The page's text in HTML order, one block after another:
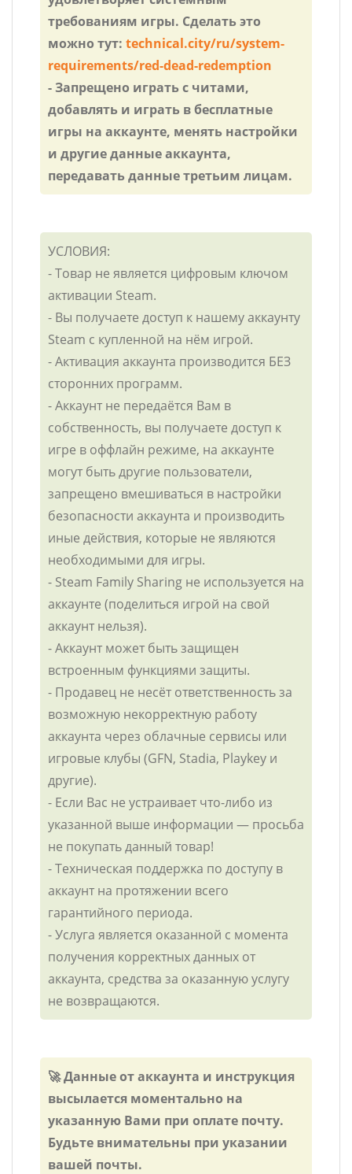
требованиям игры. Сделать это
можно тут: technical.city/ru/system-
requirements/red-dead-redemption
- Запрещено играть с читами,
добавлять и играть в бесплатные
игры на аккаунте, менять настройки
и другие данные аккаунта,
передавать данные третьим лицам.
УСЛОВИЯ:
- Товар не является цифровым ключом
активации Steam.
- Вы получаете доступ к нашему аккаунту
Steam с купленной на нём игрой.
- Активация аккаунта производится БЕЗ
сторонних программ.
- Аккаунт не передаётся Вам в
собственность, вы получаете доступ к
игре в оффлайн режиме, на аккаунте
могут быть другие пользователи,
запрещено вмешиваться в настройки
безопасности аккаунта и производить
иные действия, которые не являются
необходимыми для игры.
- Steam Family Sharing не используется на
аккаунте (поделиться игрой на свой
аккаунт нельзя).
- Аккаунт может быть защищен
встроенным функциями защиты.
- Продавец не несёт ответственность за
возможную некорректную работу
аккаунта через облачные сервисы или
игровые клубы (GFN, Stadia, Playkey и
другие).
- Если Вас не устраивает что-либо из
указанной выше информации — просьба
не покупать данный товар!
- Техническая поддержка по доступу в
аккаунт на протяжении всего
гарантийного периода.
- Услуга является оказанной с момента
получения корректных данных от
аккаунта, средства за оказанную услугу
не возвращаются.
🚀 Данные от аккаунта и инструкция
высылается моментально на
указанную Вами при оплате почту.
Будьте внимательны при указании
вашей почты.